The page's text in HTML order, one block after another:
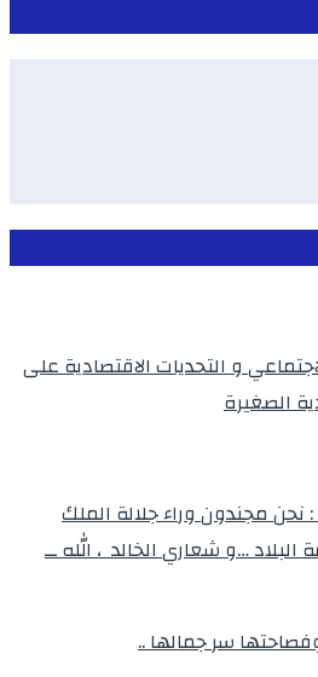
و التحديات الاقتصادية على
الصغيرة
نحن مجندون وراء جلالة الملك
…و شعاري الخالد ، الله ــ
سر جمالها ..